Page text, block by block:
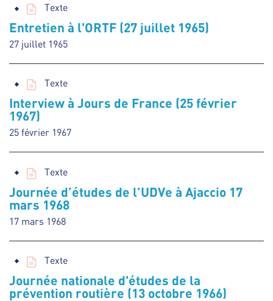
Texte
Entretien à l'ORTF (27 juillet 1965)
27 juillet 1965
Texte
Interview à Jours de France (25 février
1967)
25 février 1967
Texte
Journée d’études de l’UDVe à Ajaccio 17
mars 1968
17 mars 1968
Texte
Journée nationale d'études de la
prévention routière (13 octobre 1966)